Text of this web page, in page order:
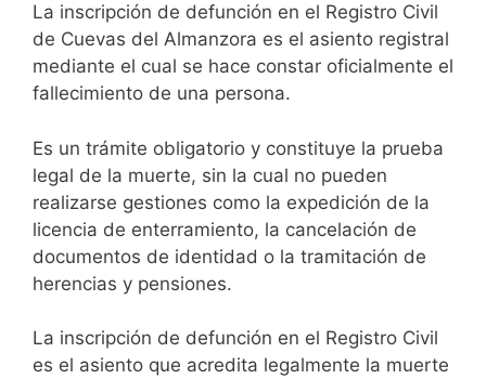
La inscripción de defunción en el Registro Civil
de Cuevas del Almanzora es el asiento registral
mediante el cual se hace constar oficialmente el
fallecimiento de una persona.
Es un trámite obligatorio y constituye la prueba
legal de la muerte, sin la cual no pueden
realizarse gestiones como la expedición de la
licencia de enterramiento, la cancelación de
documentos de identidad o la tramitación de
herencias y pensiones.
La inscripción de defunción en el Registro Civil
es el asiento que acredita legalmente la muerte